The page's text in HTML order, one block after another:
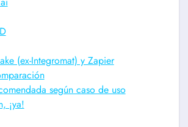
(ex-Integromat) y Zapier
según caso de uso
¡ya!